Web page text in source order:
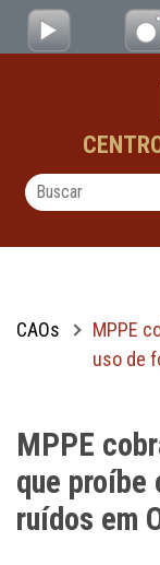
Pular para o Conteúdo
MPPE cobra
CAOs
MPPE
uso de
MPPE
que proíbe
ruídos em